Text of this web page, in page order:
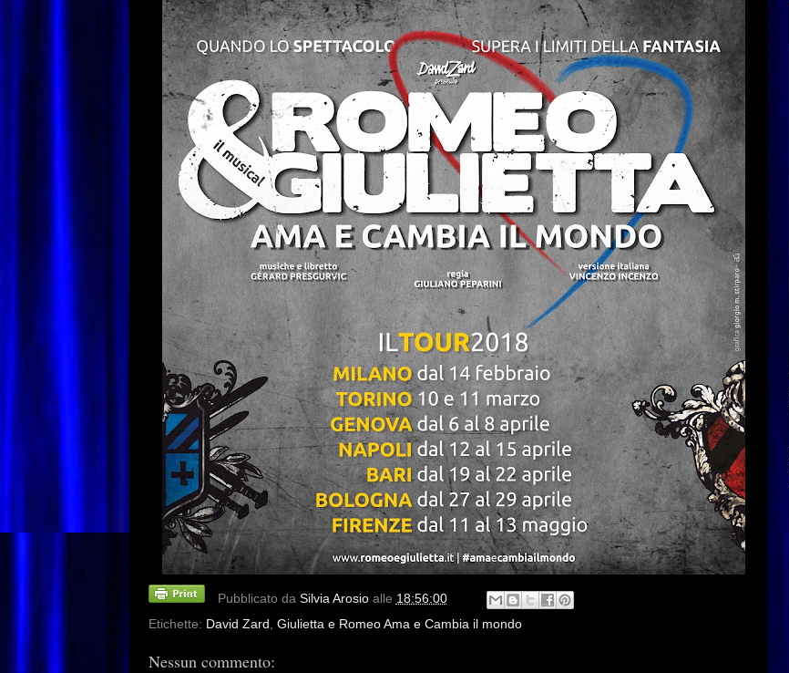
Pubblicato da Silvia Arosio alle 18:56:00
Etichette: David Zard , Giulietta e Romeo Ama e Cambia il mondo
Nessun commento: